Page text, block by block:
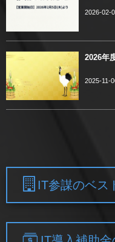
2026-02-
2026年
2025-11-
IT参謀のベス